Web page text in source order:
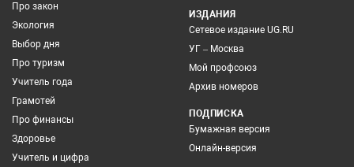
Про закон
Экология
Выбор дня
Про туризм
Учитель года
Грамотей
Про финансы
Здоровье
Учитель и цифра
ИЗДАНИЯ
Сетевое издание UG.RU
УГ – Москва
Мой профсоюз
Архив номеров
ПОДПИСКА
Бумажная версия
Онлайн-версия